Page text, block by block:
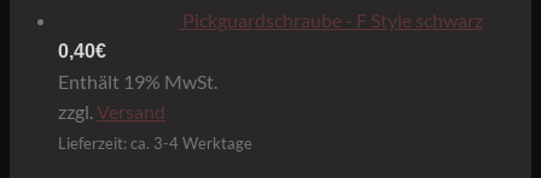
Pickguardschraube - F Style schwarz
0,40€
Enthält 19% MwSt.
zzgl.Versand
Lieferzeit: ca. 3-4 Werktage